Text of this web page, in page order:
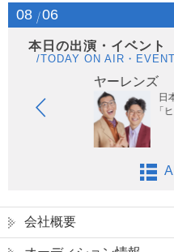
08 06
本日の出演・イベント
/TODAY ON AIR・
ヤーレンズ
日本テレビ
「ヒルナン
会社概要